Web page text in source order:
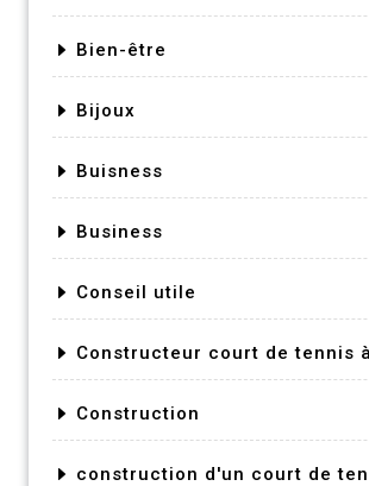
Bien-être
Bijoux
Buisness
Business
Conseil utile
Constructeur court de tennis
Construction
construction d'un court de